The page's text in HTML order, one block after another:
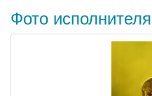
Фото исполнителя